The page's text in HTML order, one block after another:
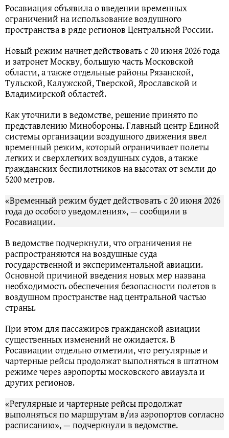
Росавиация объявила о введении временных
ограничений на использование воздушного
пространства в ряде регионов Центральной России.
Новый режим начнет действовать с 20 июня 2026 года
и затронет Москву, большую часть Московской
области, а также отдельные районы Рязанской,
Тульской, Калужской, Тверской, Ярославской и
Владимирской областей.
Как уточнили в ведомстве, решение принято по
представлению Минобороны. Главный центр Единой
системы организации воздушного движения ввел
временный режим, который ограничивает полеты
легких и сверхлегких воздушных судов, а также
гражданских беспилотников на высотах от земли до
5200 метров.
«Временный режим будет действовать с 20 июня 2026
года до особого уведомления», — сообщили в
Росавиации.
В ведомстве подчеркнули, что ограничения не
распространяются на воздушные суда
государственной и экспериментальной авиации.
Основной причиной введения новых мер названа
необходимость обеспечения безопасности полетов в
воздушном пространстве над центральной частью
страны.
При этом для пассажиров гражданской авиации
существенных изменений не ожидается. В
Росавиации отдельно отметили, что регулярные и
чартерные рейсы продолжат выполняться в штатном
режиме через аэропорты московского авиаузла и
других регионов.
«Регулярные и чартерные рейсы продолжат
выполняться по маршрутам в/из аэропортов согласно
расписанию», — подчеркнули в ведомстве.